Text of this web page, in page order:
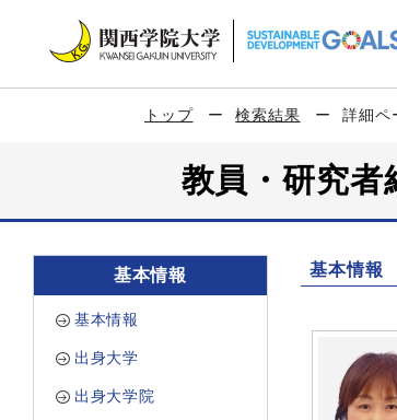
トップ 検索結果 詳細ペ
教員・研究
基本情報
基本情報
出身大学
出身大学院
基本情報